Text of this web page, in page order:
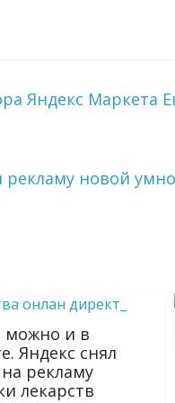
Яндекс Маркета
рекламу новой
можно и в
Яндекс снял
рекламу
лекарств